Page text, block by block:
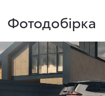
Фотодобірка